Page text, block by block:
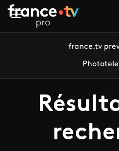
Aller au contenu principal
france.tv
Phototele